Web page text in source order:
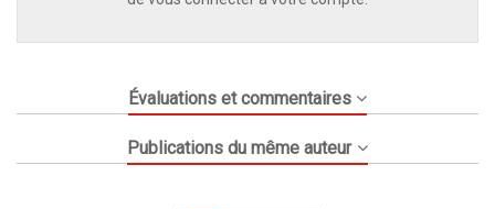
Évaluations et commentaires
Publications du même auteur